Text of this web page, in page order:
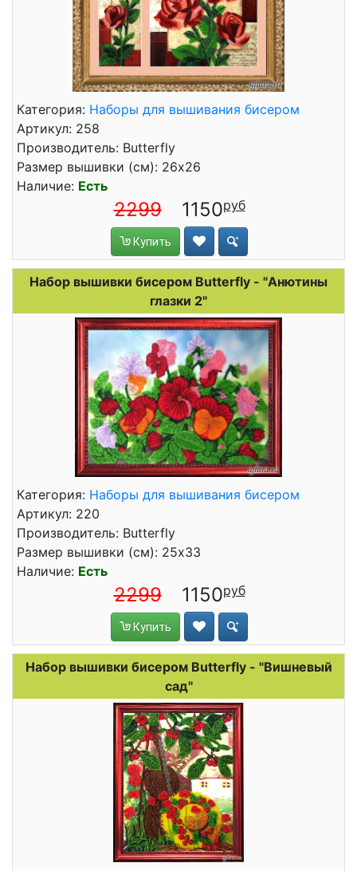
Категория: Наборы для вышивания бисером
Артикул: 258
Производитель: Butterfly
Размер вышивки (см): 26x26
Наличие: Есть
2299 1150
Купить
Набор вышивки бисером Butterfly - "Анютины
глазки 2"
Категория: Наборы для вышивания бисером
Артикул: 220
Производитель: Butterfly
Размер вышивки (см): 25x33
Наличие: Есть
2299 1150
Купить
Набор вышивки бисером Butterfly - "Вишневый
сад"